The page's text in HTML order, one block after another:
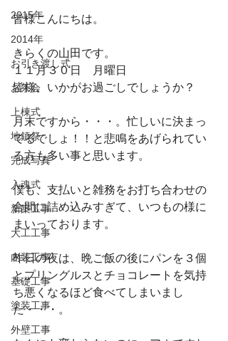
2015年
2014年
お引き渡し式
お茶会
上棟式
地鎮祭
完成写真
入魂式
新築工事
大工工事
内装工事
基礎工事
塗装工事
外壁工事
皆様こんにちは。
きらくの山田です。
１１月３０日　月曜日
皆様。いかがお過ごしでしょうか？
月末ですから・・・。忙しいに決まっ
てるでしょ！！と悲鳴をあげられてい
る方も多い事と思います。
僕も、支払いと雑務をお打ち合わせの
合間に詰め込みすぎて、いつもの様に
まいっております。
昨日の夜は、晩ご飯の後にパンを３個
とプリングルスとチョコレートを気持
ち悪くなるほど食べてしまいまし
た・・・。